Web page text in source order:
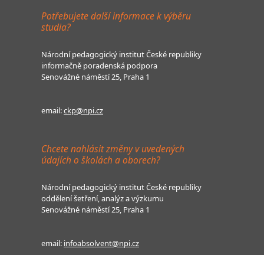
Potřebujete další informace k výběru
studia?
Národní pedagogický institut České republiky
informačně poradenská podpora
Senovážné náměstí 25, Praha 1
email:ckp@npi.cz
Chcete nahlásit změny v uvedených
údajích o školách a oborech?
Národní pedagogický institut České republiky
oddělení šetření, analýz a výzkumu
Senovážné náměstí 25, Praha 1
email: infoabsolvent@npi.cz